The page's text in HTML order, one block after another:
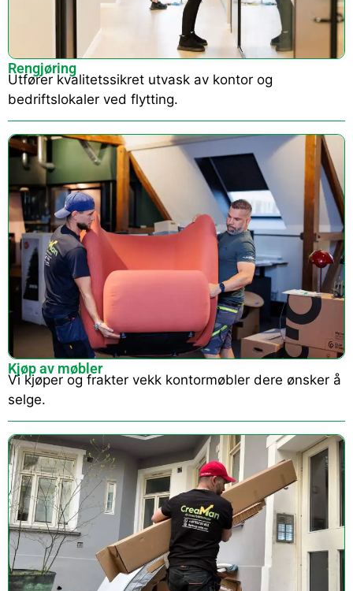
Rengjøring
Utfører kvalitetssikret utvask av kontor og
bedriftslokaler ved flytting.
Kjøp av møbler
Vi kjøper og frakter vekk kontormøbler dere ønsker å
selge.